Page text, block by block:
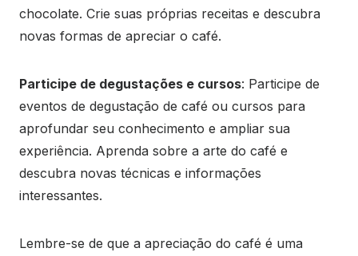
chocolate. Crie suas próprias receitas e descubra
novas formas de apreciar o café.
Participe de degustações e cursos: Participe de
eventos de degustação de café ou cursos para
aprofundar seu conhecimento e ampliar sua
experiência. Aprenda sobre a arte do café e
descubra novas técnicas e informações
interessantes.
Lembre-se de que a apreciação do café é uma